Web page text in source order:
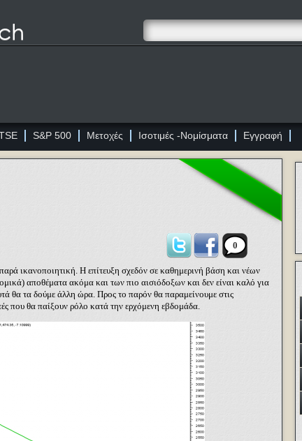
S&P 500 Μετοχές Ισοτιμές -Νομίσματα Εγγραφή
0
ικανοποιητική. Η επίτευξη σχεδόν σε καθημερινή βάση και νέων
αποθέματα ακόμα και των πιο αισιόδοξων και δεν είναι καλό για
θα τα δούμε άλλη ώρα. Προς το παρόν θα παραμείνουμε στις
που θα παίξουν ρόλο κατά την ερχόμενη εβδομάδα.